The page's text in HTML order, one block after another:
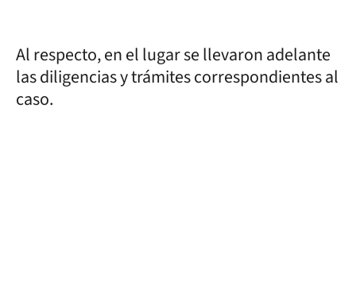
Al respecto, en el lugar se llevaron adelante
las diligencias y trámites correspondientes al
caso.